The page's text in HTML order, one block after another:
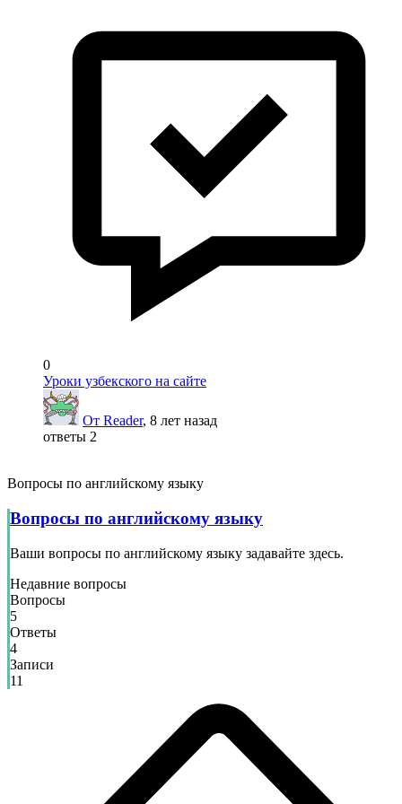
0
Уроки узбекского на сайте
От Reader, 8 лет назад
ответы 2
Вопросы по английскому языку
Вопросы по английскому языку
Ваши вопросы по английскому языку задавайте здесь.
Недавние вопросы
Вопросы
5
Ответы
4
Записи
11